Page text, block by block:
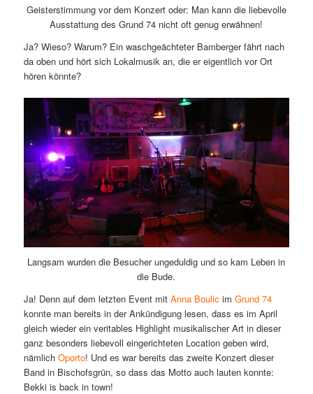
Geisterstimmung vor dem Konzert oder: Man kann die liebevolle
Ausstattung des Grund 74 nicht oft genug erwähnen!
Ja? Wieso? Warum? Ein waschgeächteter Bamberger fährt nach
da oben und hört sich Lokalmusik an, die er eigentlich vor Ort
hören könnte?
Langsam wurden die Besucher ungeduldig und so kam Leben in
die Bude.
Ja! Denn auf dem letzten Event mit Anna Boulic im Grund 74
konnte man bereits in der Ankündigung lesen, dass es im April
gleich wieder ein veritables Highlight musikalischer Art in dieser
ganz besonders liebevoll eingerichteten Location geben wird,
nämlich Oporto! Und es war bereits das zweite Konzert dieser
Band in Bischofsgrün, so dass das Motto auch lauten konnte:
Bekki is back in town!